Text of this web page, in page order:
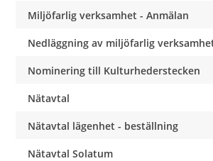
Miljöfarlig verksamhet - Anmälan
Nedläggning av miljöfarlig
Nominering till Kulturhederstecken
Nätavtal
Nätavtal lägenhet - beställning
Nätavtal Solatum